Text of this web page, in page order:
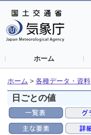
ホーム
ホーム > 各種データ・資料
日ごとの値